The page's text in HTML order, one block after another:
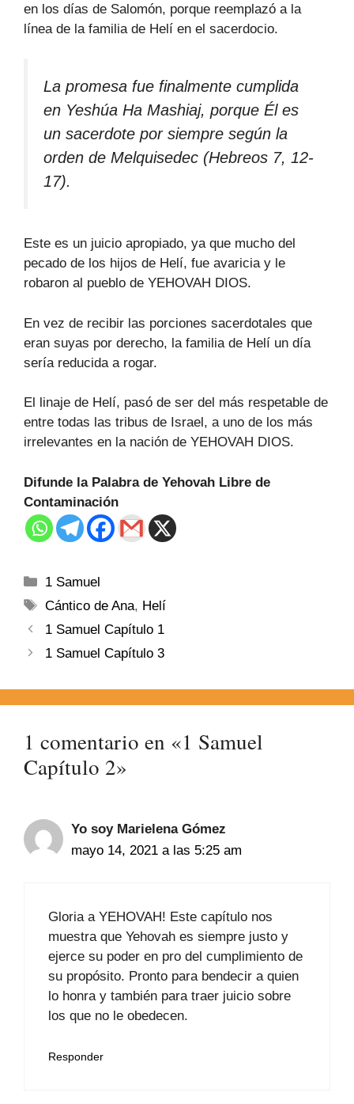
en los días de Salomón, porque reemplazó a la
línea de la familia de Helí en el sacerdocio.
La promesa fue finalmente cumplida
en Yeshúa Ha Mashiaj, porque Él es
un sacerdote por siempre según la
orden de Melquisedec (Hebreos 7, 12-
17).
Este es un juicio apropiado, ya que mucho del
pecado de los hijos de Helí, fue avaricia y le
robaron al pueblo de YEHOVAH DIOS.
En vez de recibir las porciones sacerdotales que
eran suyas por derecho, la familia de Helí un día
sería reducida a rogar.
El linaje de Helí, pasó de ser del más respetable de
entre todas las tribus de Israel, a uno de los más
irrelevantes en la nación de YEHOVAH DIOS.
Difunde la Palabra de Yehovah Libre de
Contaminación
1 Samuel
Cántico de Ana, Helí
1 Samuel Capítulo 1
1 Samuel Capítulo 3
1 comentario en «1 Samuel
Capítulo 2»
Yo soy Marielena Gómez
mayo 14, 2021 a las 5:25 am
Gloria a YEHOVAH! Este capítulo nos
muestra que Yehovah es siempre justo y
ejerce su poder en pro del cumplimiento de
su propósito. Pronto para bendecir a quien
lo honra y también para traer juicio sobre
los que no le obedecen.
Responder